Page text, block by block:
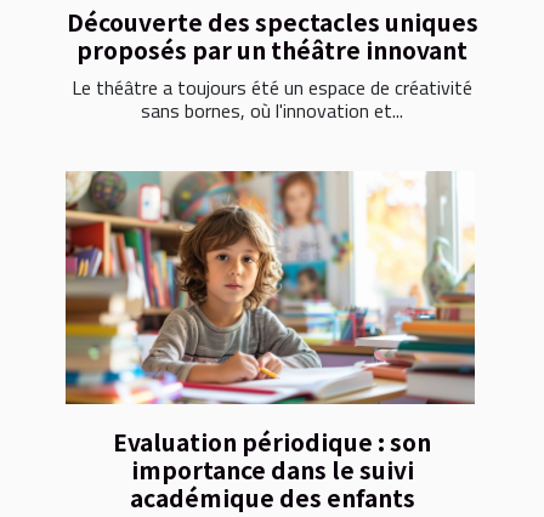
Découverte des spectacles uniques
proposés par un théâtre innovant
Le théâtre a toujours été un espace de créativité
sans bornes, où l'innovation et...
Evaluation périodique : son
importance dans le suivi
académique des enfants